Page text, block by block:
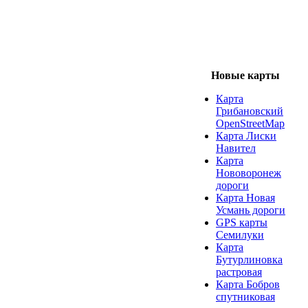
Новые карты
Карта
Грибановский
OpenStreetMap
Карта Лиски
Навител
Карта
Нововоронеж
дороги
Карта Новая
Усмань дороги
GPS карты
Семилуки
Карта
Бутурлиновка
растровая
Карта Бобров
спутниковая